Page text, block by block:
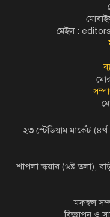
মেইল :
২৩ স্টেডিয়াম মার্কেট
শাপলা স্কয়ার (৬ষ্ট তলা),
মফস্বল
বিজ্ঞাপন ও